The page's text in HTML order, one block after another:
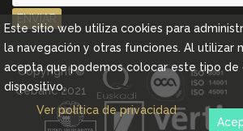
ENVIAR
Copyright ©
Cebanc 2021
Este sitio web utiliza cookies para
la navegación y otras funciones. Al utilizar
acepta que podemos colocar este tipo de
dispositivo.
Ver política de privacidad